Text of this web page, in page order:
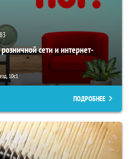
83
сети и интернет-
10с1
ПОДРОБНЕЕ